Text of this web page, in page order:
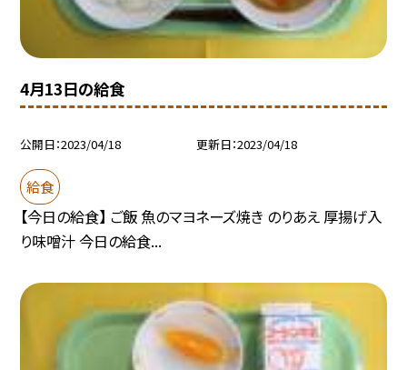
4月13日の給食
公開日 2023/04/18 更新日 2023/04/18
給食
【今日の給食】 ご飯 魚のマヨネーズ焼き のりあえ 厚揚げ入
り味噌汁 今日の給食...